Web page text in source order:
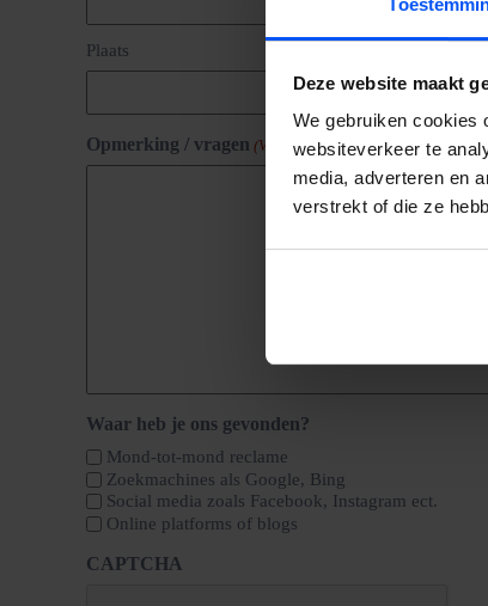
Deze website maakt
We gebruiken cookies
websiteverkeer te
media, adverteren en
verstrekt of die ze
Plaats
Opmerking / vragen (Vereist)
Waar heb je ons gevonden?
Mond-tot-mond reclame
Zoekmachines als Google, Bing
Social media zoals Facebook, Instagram ect.
Online platforms of blogs
CAPTCHA